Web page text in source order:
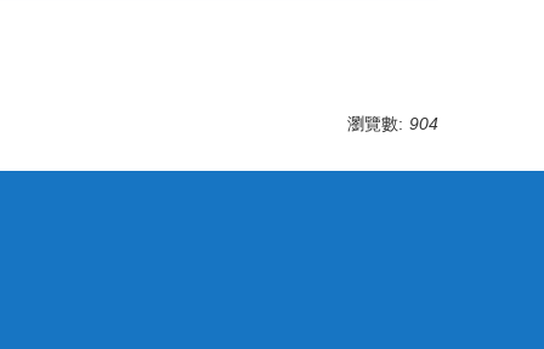
瀏覽數: 904